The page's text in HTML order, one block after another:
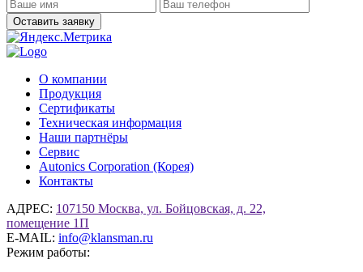
О компании
Продукция
Сертификаты
Техническая информация
Наши партнёры
Сервис
Autonics Corporation (Корея)
Контакты
АДРЕС: 107150 Москва, ул. Бойцовская, д. 22,
помещение 1П
E-MAIL: info@klansman.ru
Режим работы: